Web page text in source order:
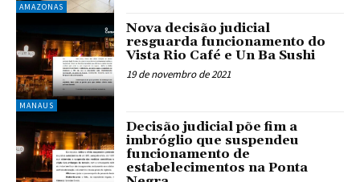
AMAZONAS
MANAUS
Nova decisão judicial
resguarda funcionamento do
Vista Rio Café e Un Ba Sushi
19 de novembro de 2021
Decisão judicial põe fim a
imbróglio que suspendeu
funcionamento de
estabelecimentos na Ponta